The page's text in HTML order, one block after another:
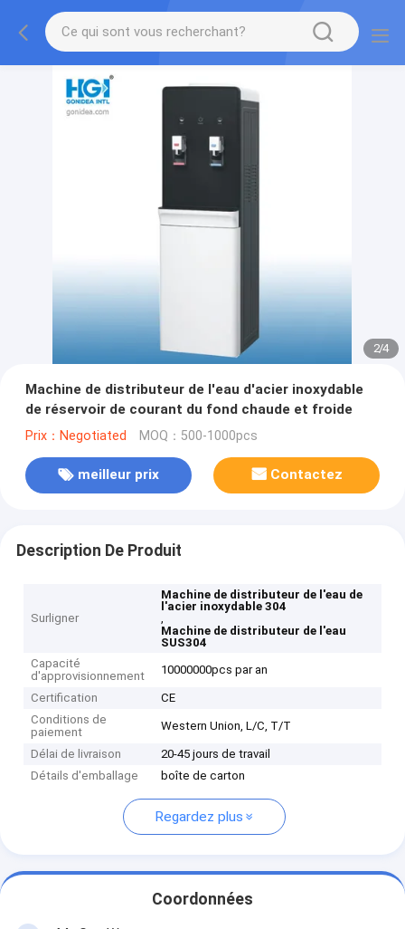
2/4
Machine de distributeur de l'eau d'acier inoxydable
de réservoir de courant du fond chaude et froide
Prix：Negotiated MOQ：500-1000pcs
meilleur prix Contactez
Description De Produit
Surligner
Machine de distributeur de l'eau de
l'acier inoxydable 304
,
Machine de distributeur de l'eau
SUS304
Capacité
d'approvisionnement
10000000pcs par an
Certification
CE
Conditions de
paiement
Western Union, L/C, T/T
Délai de livraison
20-45 jours de travail
Détails d'emballage
boîte de carton
Regardez plus
Coordonnées